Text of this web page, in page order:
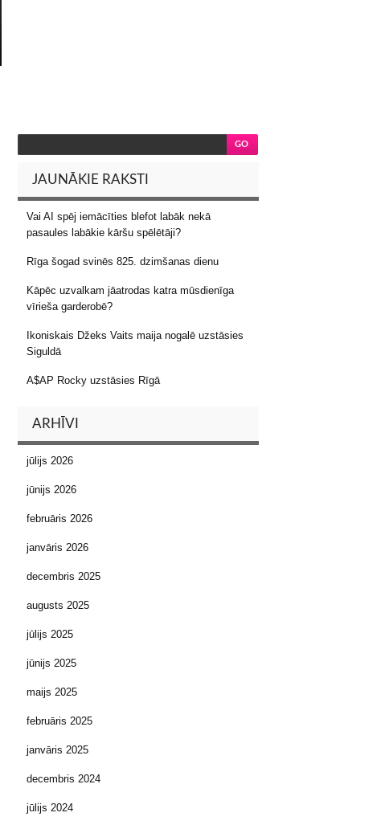
JAUNĀKIE RAKSTI
Vai AI spēj iemācīties blefot labāk nekā
pasaules labākie kāršu spēlētāji?
Rīga šogad svinēs 825. dzimšanas dienu
Kāpēc uzvalkam jāatrodas katra mūsdienīga
vīrieša garderobē?
Ikoniskais Džeks Vaits maija nogalē uzstāsies
Siguldā
A$AP Rocky uzstāsies Rīgā
ARHĪVI
jūlijs 2026
jūnijs 2026
februāris 2026
janvāris 2026
decembris 2025
augusts 2025
jūlijs 2025
jūnijs 2025
maijs 2025
februāris 2025
janvāris 2025
decembris 2024
jūlijs 2024